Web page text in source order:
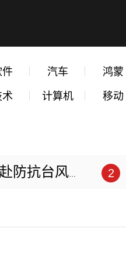
件 汽车 鸿蒙
术 计算机 移动
台风“苏拉”